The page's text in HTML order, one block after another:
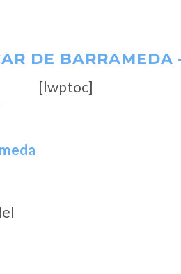
DE BARRAMEDA
[lwptoc]